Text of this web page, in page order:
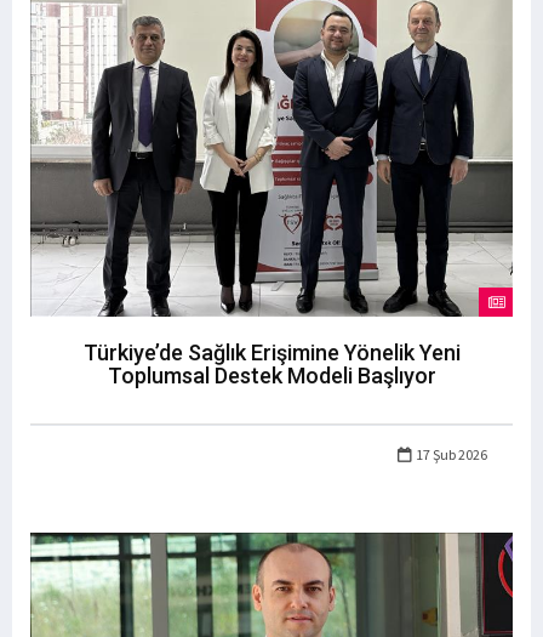
Türkiye’de Sağlık Erişimine Yönelik Yeni
Toplumsal Destek Modeli Başlıyor
17 Şub 2026